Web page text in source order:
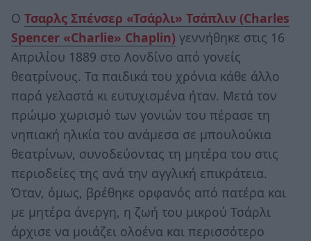
Ο Τσαρλς Σπένσερ «Τσάρλι» Τσάπλιν (Charles
Spencer «Charlie» Chaplin) γεννήθηκε στις 16
Απριλίου 1889 στο Λονδίνο από γονείς
θεατρίνους. Τα παιδικά του χρόνια κάθε άλλο
παρά γελαστά κι ευτυχισμένα ήταν. Μετά τον
πρώιμο χωρισμό των γονιών του πέρασε τη
νηπιακή ηλικία του ανάμεσα σε μπουλούκια
θεατρίνων, συνοδεύοντας τη μητέρα του στις
περιοδείες της ανά την αγγλική επικράτεια.
Όταν, όμως, βρέθηκε ορφανός από πατέρα και
με μητέρα άνεργη, η ζωή του μικρού Τσάρλι
άρχισε να μοιάζει ολοένα και περισσότερο